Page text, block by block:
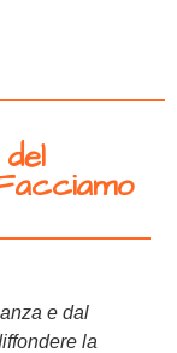
e dal
la